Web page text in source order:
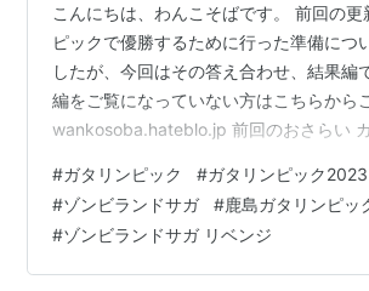
こんにちは、わんこそばです。 前回の更
ピックで優勝するために行った準備につ
したが、今回はその答え合わせ、結果編
編をご覧になっていない方はこちらから
wankosoba.hateblo.jp 前回のおさらい
⇒パフォーマンス点を稼ぐための狩猟ス
フライパン曲げ ②トレーニング・減量
ォーム研究 ⇒遠くに飛ぶためのフォーム
た。 それではいよいよ、大会前日から
#ガタリンピック #ガタリンピック2023
#ゾンビランドサガ #鹿島ガタリンピッ
#ゾンビランドサガ リベンジ